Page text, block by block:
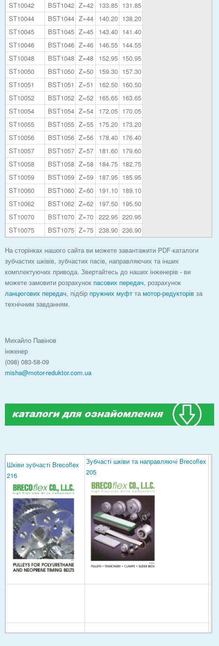
ST10042
BST1042 Z=42 133.85 131.85
ST10044
BST1044 Z=44 140.20 138.20
ST10045
BST1045 Z=45 143.40 141.40
ST10046
BST1046 Z=46 146.55 144.55
ST10048
BST1048 Z=48 152.95 150.95
ST10050
BST1050 Z=50 159.30 157.30
ST10051
BST1051 Z=51 162.50 160.50
ST10052
BST1052 Z=52 165.65 163.65
ST10054
BST1054 Z=54 172.05 170.05
ST10055
BST1055 Z=55 175.20 173.20
ST10056
BST1056 Z=56 178.40 176.40
ST10057
BST1057 Z=57 181.60 179.60
ST10058
BST1058 Z=58 184.75 182.75
ST10059
BST1059 Z=59 187.95 185.95
ST10060
BST1060 Z=60 191.10 189.10
ST10062
BST1062 Z=62 197.50 195.50
ST10070
BST1070 Z=70 222.95 220.95
ST10075
BST1075 Z=75 238.90 236.90
На сторінках нашого сайта ви можете завантажити PDF-каталоги
зубчастих шківів, зубчастих пасів, направляючих та інших
комплектуючих привода. Звертайтесь до наших інженерів - ви
можете замовити розрахунок пасових передач, розрахунок
ланцюгових передач, підбір пружних муфт та мотор-редукторів за
технічним завданням.
Михайло Павінов
інженер
(098) 083-58-09
misha@motor-reduktor.com.ua
Шківи зубчасті Brecoflex
216
Зубчасті шківи та направляючі Brecoflex
205